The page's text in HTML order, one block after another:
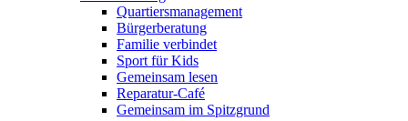
Quartiersmanagement
Bürgerberatung
Familie verbindet
Sport für Kids
Gemeinsam lesen
Reparatur-Café
Gemeinsam im Spitzgrund